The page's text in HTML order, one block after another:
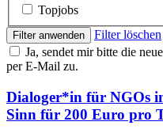
Topjobs
Filter anwenden
Filter löschen
Ja, sendet mir bitte die
per E-Mail zu.
Dialoger*in für NGOs
Sinn für 200 Euro pro